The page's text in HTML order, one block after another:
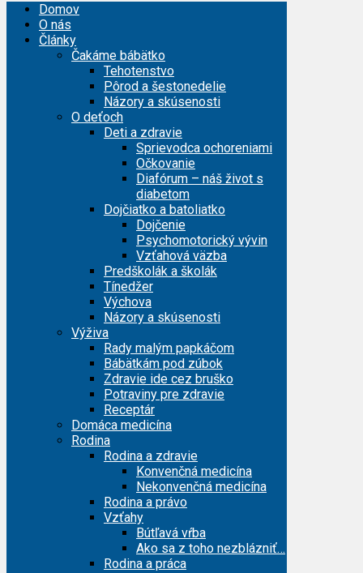
Domov
O nás
Články
Čakáme bábätko
Tehotenstvo
Pôrod a šestonedelie
Názory a skúsenosti
O deťoch
Deti a zdravie
Sprievodca ochoreniami
Očkovanie
Diafórum – náš život s
diabetom
Dojčiatko a batoliatko
Dojčenie
Psychomotorický vývin
Vzťahová väzba
Predškolák a školák
Tínedžer
Výchova
Názory a skúsenosti
Výživa
Rady malým papkáčom
Bábätkám pod zúbok
Zdravie ide cez bruško
Potraviny pre zdravie
Receptár
Domáca medicína
Rodina
Rodina a zdravie
Konvenčná medicína
Nekonvenčná medicína
Rodina a právo
Vzťahy
Bútľavá vŕba
Ako sa z toho nezblázniť…
Rodina a práca